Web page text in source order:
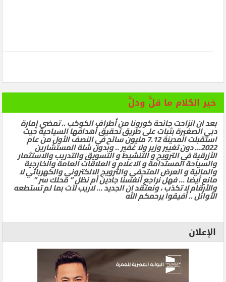
خير الكلام ما قلَّ ودلَّ
بعد ان انزاحت جائحة كورونا من أطراف الكوكب .. تمضي إمارة
دبي الصغيرة بثبات على طريق تحقيق أهدافها السياحية حيث
استقبلت المدينة 7.12 مليون سائح في النصف الأول من عام
2022… دون تغيير وزير ولا غفير .. وبدون شلة المستشارين
الأزرقية في الترويج و التنشيط و التسويق والتدريب والاستثمار
والسياحة المستدامة و الاعلام و العلاقات العامة والخارجية
والمالية و العرض المتحفي والترويج الالكتروني والكهربائي لا
مانع أيضا … فهل نراجع أنفسنا جادين أم نظل ” محلك سر ”
والأرقام لا تكذب ، ونعتقد ان الجديد … لاريب لآت بما لم تستطعه
الأوائل .. أفيقوا يرحمكم الله
الإعلان